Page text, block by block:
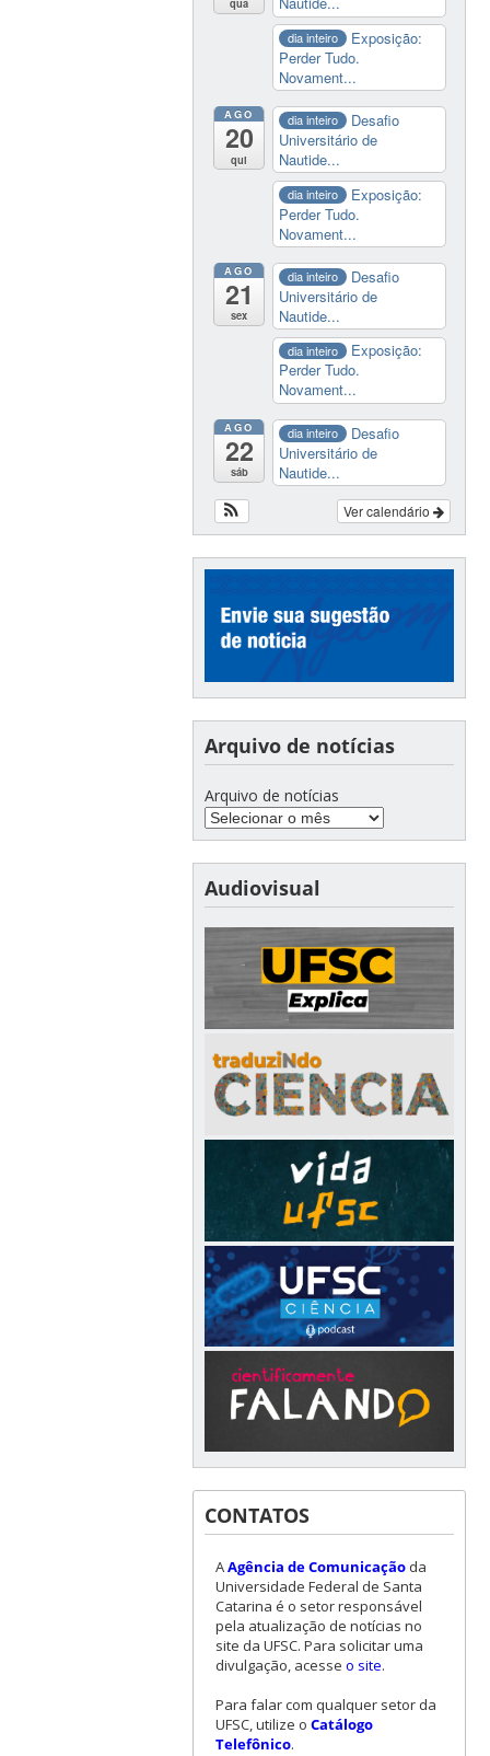
dia inteiro
Exposição:
Perder Tudo.
Novament...
AGO
20
qui
dia inteiro
Desafio
Universitário de
Nautide...
dia inteiro
Exposição:
Perder Tudo.
Novament...
AGO
21
sex
dia inteiro
Desafio
Universitário de
Nautide...
dia inteiro
Exposição:
Perder Tudo.
Novament...
AGO
22
sáb
dia inteiro
Desafio
Universitário de
Nautide...
Ver calendário
Arquivo de notícias
Arquivo de notícias
Audiovisual
CONTATOS
AAgência de Comunicaçãoda
Universidade Federal de Santa
Catarina é o setor responsável
pela atualização de notícias no
site da UFSC. Para solicitar uma
divulgação, acesse o site.
Para falar com qualquer setor da
UFSC, utilize o Catálogo
Telefônico.